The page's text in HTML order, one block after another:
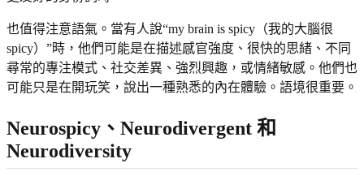
也值得注意語氣。當有人說“my brain is spicy（我的大腦很
spicy）”時，他們可能是在描述感官強度、很快的思緒、不同
尋常的專注模式、社交差異、強烈興趣，或情緒敏感。他們也
可能只是在開玩笑，說出一種熟悉的內在體驗。語境很重要。
Neurospicy、Neurodivergent 和
Neurodiversity